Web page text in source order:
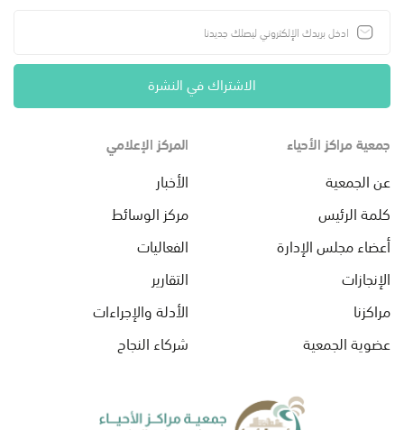
الاشتراك في النشرة
جمعية مراكز الأحياء
عن الجمعية
كلمة الرئيس
أعضاء مجلس الإدارة
الإنجازات
مراكزنا
عضوية الجمعية
المركز الإعلامي
الأخبار
مركز الوسائط
الفعاليات
التقارير
الأدلة والإجراءات
شركاء النجاح